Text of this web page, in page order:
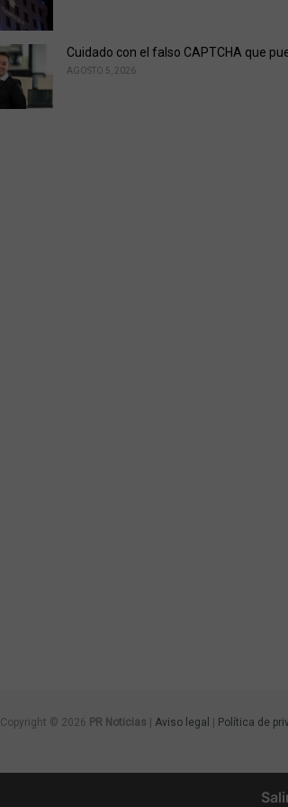
Cuidado con el falso CAPTCHA que
AGOSTO 5, 2026
Copyright © 2026 PR Noticias Aviso legal Política de